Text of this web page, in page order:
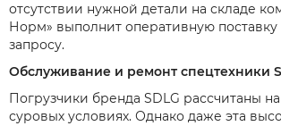
отсутствии нужной детали на складе
Норм» выполнит оперативную
запросу.
Обслуживание и ремонт спецтехники
Погрузчики бренда SDLG рассчитаны
суровых условиях. Однако даже эта